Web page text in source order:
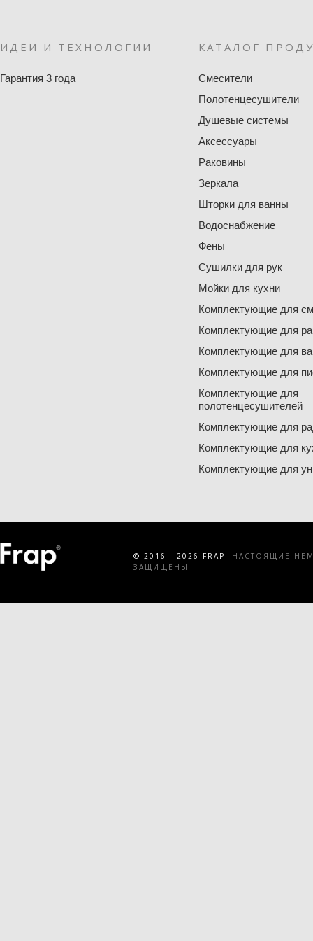
ИДЕИ И ТЕХНОЛОГИИ
Гарантия 3 года
КАТАЛОГ
Смесители
Полотенцесушители
Душевые системы
Аксессуары
Раковины
Зеркала
Шторки для ванны
Водоснабжение
Фены
Сушилки для рук
Мойки для кухни
Комплектующие для
Комплектующие для
Комплектующие для
Комплектующие для
Комплектующие для
полотенцесушителей
Комплектующие для
Комплектующие для
Комплектующие для
© 2016 - 2026 FRAP.
НАСТОЯЩИЕ
ЗАЩИЩЕНЫ